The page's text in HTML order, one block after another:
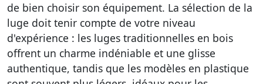
de bien choisir son équipement. La sélection de la
luge doit tenir compte de votre niveau
d'expérience : les luges traditionnelles en bois
offrent un charme indéniable et une glisse
authentique, tandis que les modèles en plastique